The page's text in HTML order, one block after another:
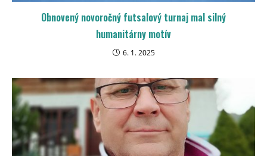
Obnovený novoročný futsalový turnaj mal silný
humanitárny motív
6. 1. 2025